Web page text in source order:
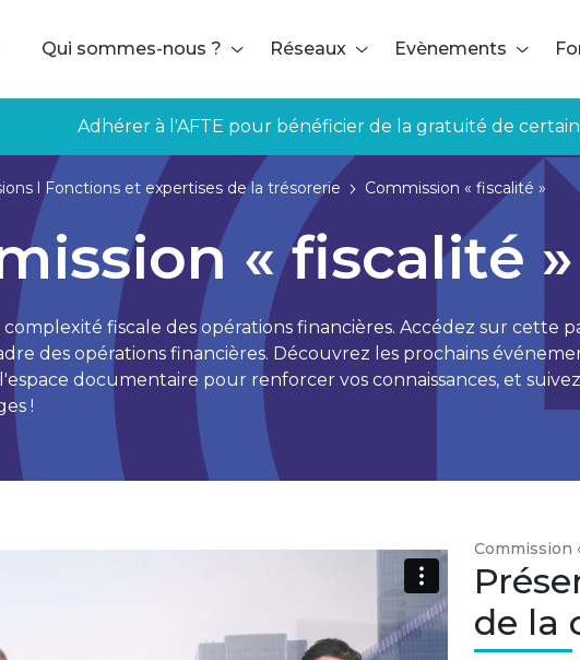
Qui sommes-nous ?
Réseaux Evènements
Adhérer à l'AFTE pour bénéficier de la gratuité de
l Fonctions et expertises de la trésorerie Commission « fiscalité »
« fiscalité »
fiscale des opérations financières. Accédez sur cette
des opérations financières. Découvrez les prochains
documentaire pour renforcer vos connaissances, et
!
Commission
de la